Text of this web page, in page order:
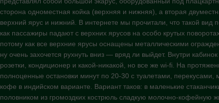
сторона одноместная койка (верхняя и нижняя), а вторая
верхний ярус и нижний. В интернете мы прочитали, что такой вид
как пассажиры падают с верхних ярусов на особо крутых
потому как все верхние ярусы оснащены металлическими
ну очень захочется рухнуть вниз — вряд ли выйдет. Внутри
розетки, кондиционер и какой-никакой, но все же wi-fi. На
полноценные остановки минут по 20-30 с туалетами, перекусами,
кофе в индийском варианте. Вариант таков: в маленькие
половником из громоздких кострюль сладкую молочно-кофейную